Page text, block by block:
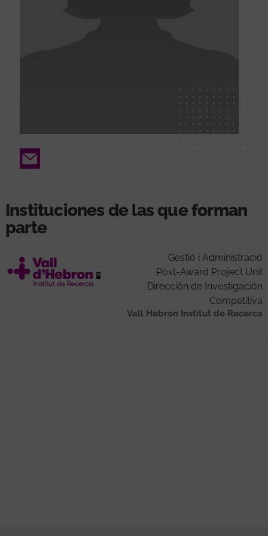
Email
Instituciones de las que forman
parte
Gestió i Administració
Post-Award Project Unit
Dirección de Investigación
Competitiva
Vall Hebron Institut de Recerca